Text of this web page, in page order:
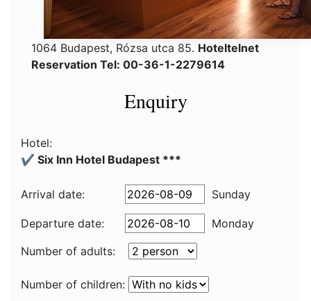
1064 Budapest, Rózsa utca 85. Hoteltelnet
Reservation Tel: 00-36-1-2279614
Enquiry
Hotel:
✔️ Six Inn Hotel Budapest ***
Arrival date: Sunday
Departure date:
Monday
Number of adults:
Number of children: